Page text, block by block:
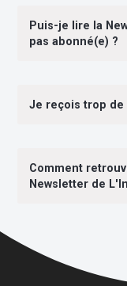
Puis-je lire la
pas abonné(e) ?
Je reçois trop de
Comment
Newsletter de